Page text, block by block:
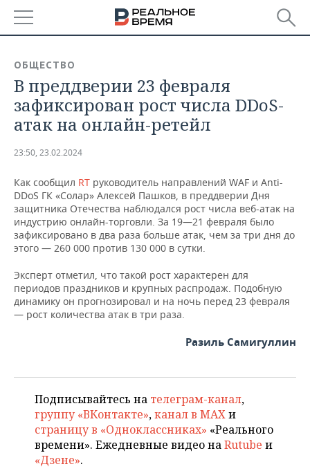
БАШКОРТОСТАН
ТАТАРСТАН
НОВОСТИ
АНАЛИТИКА
ДЕКЛАРАЦИИ О ДОХОДАХ
КОРОЛИ ГОСЗАКАЗА ПФО
ВУЗЫ ТАТАРСТАНА
КОМУ ПРИНАДЛЕЖАТ
ТОРГОВЫЕ ЦЕНТРЫ
ТАТАРСТАНА
НОВОСТИ ЭКОНОМИКИ
ФИНАНСЫ
БАНКИ
БЮДЖЕТ
ИНВЕСТИЦИИ
ПРОМЫШЛЕННОСТЬ
НОВОСТИ
ПРОМЫШЛЕННОСТИ
АГРОПРОМ
МАШИНОСТРОЕНИЕ
НЕФТЕХИМИЯ
ОПК
ЭНЕРГЕТИКА
НЕДВИЖИМОСТЬ
НОВОСТИ НЕДВИЖИМОСТИ
АВТО
НОВОСТИ АВТО
БИЗНЕС
НОВОСТИ БИЗНЕСА
УСЛУГИ
ТЕХНОЛОГИИ
МЕДИА
ТЕЛЕКОММУНИКАЦИИ
ВЫЕЗДНАЯ РЕДАКЦИЯ
БИЗНЕС-БРАНЧИ
ONLINE-КОНФЕРЕНЦИИ
НОВОСТИ СПОРТА
ФУТБОЛ
ХОККЕЙ
ОБЩЕСТВО
НОВОСТИ ОБЩЕСТВА
ВЛАСТЬ
ФОТОГАЛЕРЕЯ
СЮЖЕТЫ
ОБЩЕСТВО
В преддверии 23 февраля
зафиксирован рост числа DDoS-
атак на онлайн-ретейл
23:50, 23.02.2024
Как сообщил RT руководитель направлений WAF и Anti-
DDoS ГК «Солар» Алексей Пашков, в преддверии Дня
защитника Отечества наблюдался рост числа веб-атак на
индустрию онлайн-торговли. За 19—21 февраля было
зафиксировано в два раза больше атак, чем за три дня до
этого — 260 000 против 130 000 в сутки.
Эксперт отметил, что такой рост характерен для
периодов праздников и крупных распродаж. Подобную
динамику он прогнозировал и на ночь перед 23 февраля
— рост количества атак в три раза.
Разиль Самигуллин
Подписывайтесь на телеграм-канал,
группу «ВКонтакте»,канал в MAXи
страницу в «Одноклассниках» «Реального
времени». Ежедневные видео наRutube и
«Дзене».